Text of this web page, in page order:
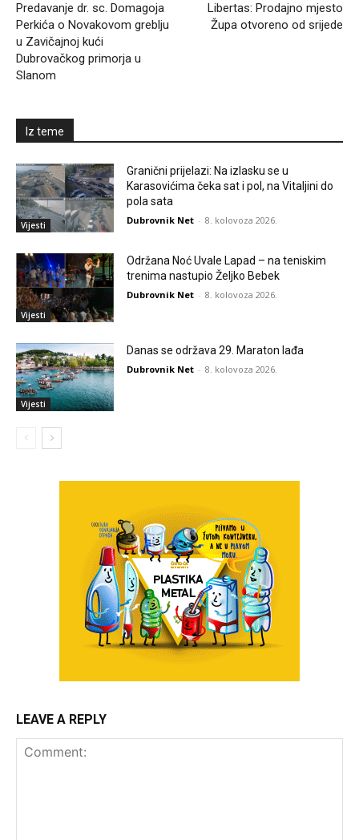
Predavanje dr. sc. Domagoja
Perkića o Novakovom greblju
u Zavičajnoj kući
Dubrovačkog primorja u
Slanom
Libertas: Prodajno mjesto
Župa otvoreno od srijede
Iz teme
Vijesti
Granični prijelazi: Na izlasku se u
Karasovićima čeka sat i pol, na Vitaljini do
pola sata
Dubrovnik Net - 8. kolovoza 2026.
Vijesti
Održana Noć Uvale Lapad – na teniskim
trenima nastupio Željko Bebek
Dubrovnik Net - 8. kolovoza 2026.
Vijesti
Danas se održava 29. Maraton lađa
Dubrovnik Net - 8. kolovoza 2026.
LEAVE A REPLY